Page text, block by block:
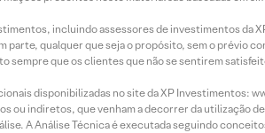
incluindo assessores de investimentos da
qualquer que seja o propósito, sem o prévio
que os clientes que não se sentirem
disponibilizadas no site da XP Investimentos:
ou indiretos, que venham a decorrer da utilização
A Análise Técnica é executada seguindo